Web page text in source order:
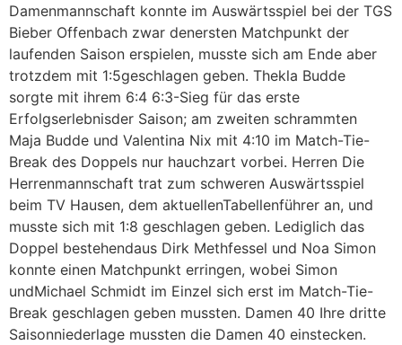
Damenmannschaft konnte im Auswärtsspiel bei der TGS
Bieber Offenbach zwar denersten Matchpunkt der
laufenden Saison erspielen, musste sich am Ende aber
trotzdem mit 1:5geschlagen geben. Thekla Budde
sorgte mit ihrem 6:4 6:3-Sieg für das erste
Erfolgserlebnisder Saison; am zweiten schrammten
Maja Budde und Valentina Nix mit 4:10 im Match-Tie-
Break des Doppels nur hauchzart vorbei. Herren Die
Herrenmannschaft trat zum schweren Auswärtsspiel
beim TV Hausen, dem aktuellenTabellenführer an, und
musste sich mit 1:8 geschlagen geben. Lediglich das
Doppel bestehendaus Dirk Methfessel und Noa Simon
konnte einen Matchpunkt erringen, wobei Simon
undMichael Schmidt im Einzel sich erst im Match-Tie-
Break geschlagen geben mussten. Damen 40 Ihre dritte
Saisonniederlage mussten die Damen 40 einstecken.